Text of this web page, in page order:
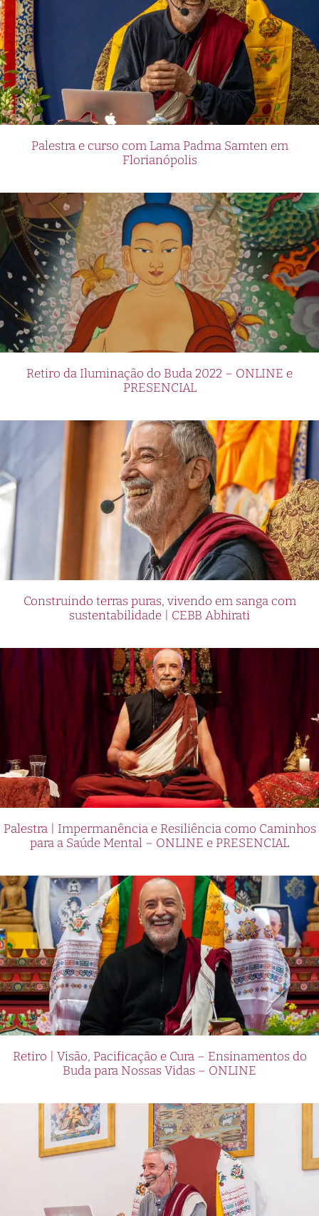
Palestra e curso com Lama Padma Samten em
Florianópolis
Retiro da Iluminação do Buda 2022 – ONLINE e
PRESENCIAL
Construindo terras puras, vivendo em sanga com
sustentabilidade | CEBB Abhirati
Palestra | Impermanência e Resiliência como Caminhos
para a Saúde Mental – ONLINE e PRESENCIAL
Retiro | Visão, Pacificação e Cura – Ensinamentos do
Buda para Nossas Vidas – ONLINE